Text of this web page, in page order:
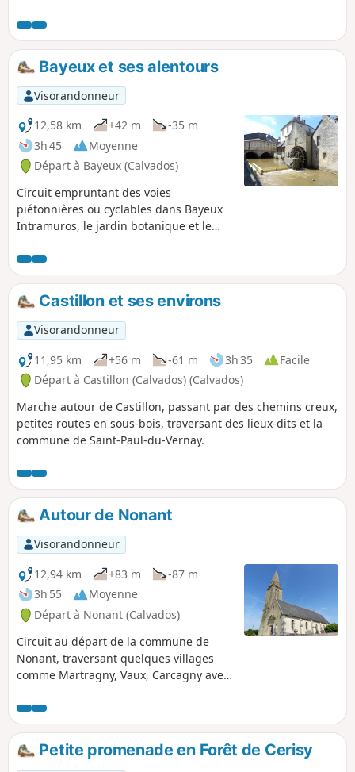
ferme du Fumichon. Vous effectuerez le
retour par les sentiers de campagne du
Bessin.Bayeux et ses alentours
Visorandonneur
12,58 km
+42 m
-35 m
3h 45
Moyenne
Départ à Bayeux (Calvados)
Circuit empruntant des voies
piétonnières ou cyclables dans Bayeux
Intramuros, le jardin botanique et le
Bayeux puis des passerelles en bois
récemment aménagées pour traverser
une zone marécageuse .
Castillon et ses environs
Visorandonneur
11,95 km
+56 m -61 m 3h 35
Facile
Départ à Castillon (Calvados) (Calvados)
Marche autour de Castillon, passant par des chemins creux,
petites routes en sous-bois, traversant des lieux-dits et la
commune de Saint-Paul-du-Vernay.
Autour de Nonant
Visorandonneur
12,94 km
+83 m
-87 m
3h 55
Moyenne
Départ à Nonant (Calvados)
Circuit au départ de la commune de
Nonant, traversant quelques villages
comme Martragny, Vaux, Carcagny avec
Petite promenade en Forêt de Cerisy